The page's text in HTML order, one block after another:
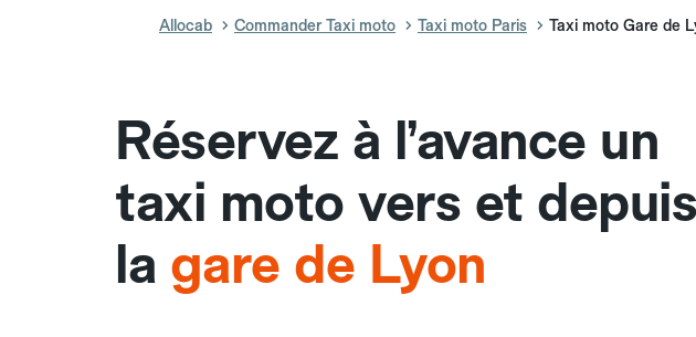
Allocab Commander Taxi moto Taxi moto Paris Taxi moto Gare de
Réservez à l’avance un
taxi moto vers et depuis
la gare de Lyon